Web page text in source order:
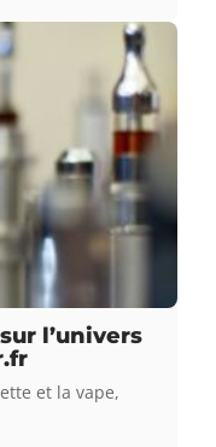
l’univers
et la vape,